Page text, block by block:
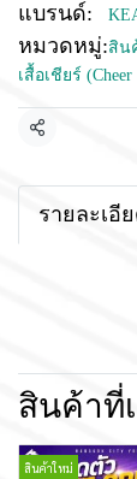
แบรนด์:
หมวดหมู่:สิน
เสื้อเชียร์ (Cheer
แชร์
รายละเอี
สินค้าที่
สินค้าใหม่